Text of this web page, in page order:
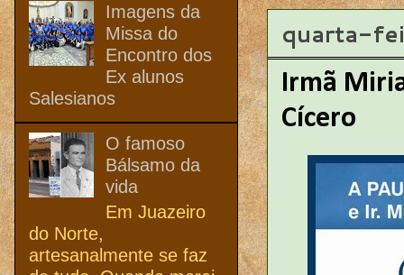
quarta-
Irmã
Cícero
Imagens da
Missa do
Encontro dos
Ex alunos
Salesianos
O famoso
Bálsamo da
vida
Em Juazeiro
do Norte,
artesanalmente se faz